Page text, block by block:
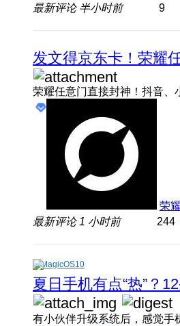
最新评论 半小时前 9
发文得京东卡！荣耀
荣
最新评论 1 小时前 244
MagicOS10
夏日手机有点“热”？